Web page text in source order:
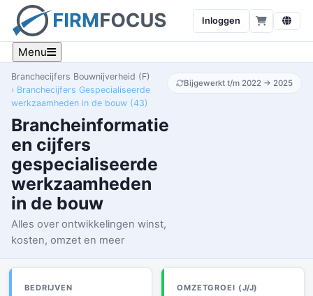
Inloggen
Menu
Branchecijfers Bouwnijverheid (F)
Branchecijfers Gespecialiseerde
werkzaamheden in de bouw (43)
Brancheinformatie
en cijfers
gespecialiseerde
werkzaamheden
in de bouw
Alles over ontwikkelingen winst,
kosten, omzet en meer
Bijgewerkt t/m 2022 → 2025
BEDRIJVEN OMZETGROEI (J/J)